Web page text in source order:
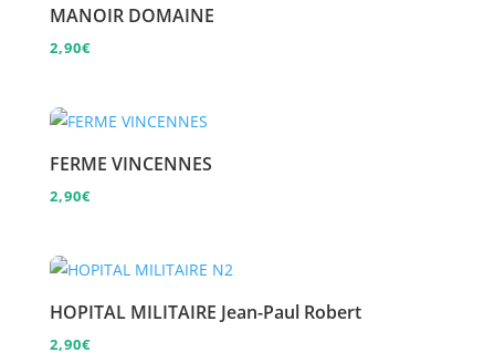
MANOIR DOMAINE
2,90€
FERME VINCENNES
2,90€
HOPITAL MILITAIRE Jean-Paul Robert
2,90€